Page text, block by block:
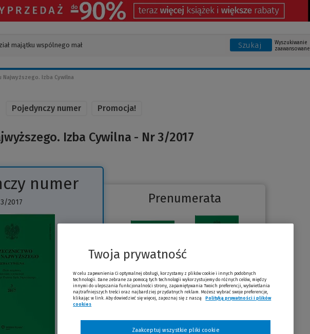
Szukaj
Wyszukiwanie
zaawansowane
Najwyższego. Izba Cywilna
Pojedynczy numer Promocja!
Izba Cywilna - Nr 3/2017
numer
3/2017 Prenumerata
Już od 91 zł /miesiąc
Twoja prywatność
W celu zapewnienia Ci optymalnej obsługi, korzystamy z plików cookie i innych podobnych
technologii. Dane zebrane za pomocą tych technologii wykorzystujemy do różnych celów, między
innymi do ulepszania funkcjonalności strony, zapamiętywania Twoich preferencji, wyświetlania
najtrafniejszych treści oraz najbardziej przydatnych reklam. Możesz wybrać swoje preferencje,
klikając w link. Aby dowiedzieć się więcej, zapoznaj się z naszą
Polityką prywatności i plików
cookies
Zaakceptuj wszystkie pliki cookie